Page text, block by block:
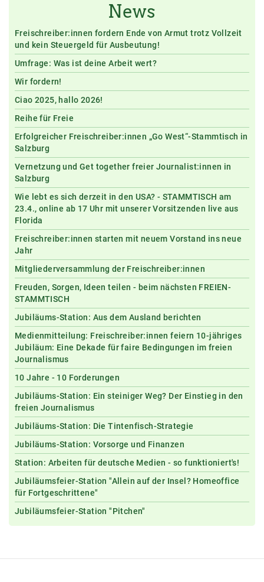
News
Freischreiber:innen fordern Ende von Armut trotz Vollzeit
und kein Steuergeld für Ausbeutung!
Umfrage: Was ist deine Arbeit wert?
Wir fordern!
Ciao 2025, hallo 2026!
Reihe für Freie
Erfolgreicher Freischreiber:innen „Go West“-Stammtisch in
Salzburg
Vernetzung und Get together freier Journalist:innen in
Salzburg
Wie lebt es sich derzeit in den USA? - STAMMTISCH am
23.4., online ab 17 Uhr mit unserer Vorsitzenden live aus
Florida
Freischreiber:innen starten mit neuem Vorstand ins neue
Jahr
Mitgliederversammlung der Freischreiber:innen
Freuden, Sorgen, Ideen teilen - beim nächsten FREIEN-
STAMMTISCH
Jubiläums-Station: Aus dem Ausland berichten
Medienmitteilung: Freischreiber:innen feiern 10-jähriges
Jubiläum: Eine Dekade für faire Bedingungen im freien
Journalismus
10 Jahre - 10 Forderungen
Jubiläums-Station: Ein steiniger Weg? Der Einstieg in den
freien Journalismus
Jubiläums-Station: Die Tintenfisch-Strategie
Jubiläums-Station: Vorsorge und Finanzen
Station: Arbeiten für deutsche Medien - so funktioniert's!
Jubiläumsfeier-Station "Allein auf der Insel? Homeoffice
für Fortgeschrittene"
Jubiläumsfeier-Station "Pitchen"